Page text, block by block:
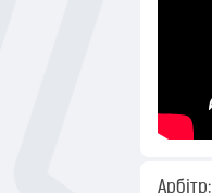
Арбітр: